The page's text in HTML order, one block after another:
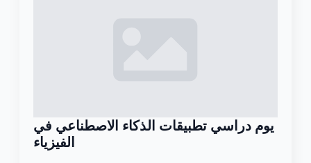
يوم دراسي تطبيقات الذكاء الاصطناعي في
الفيزياء